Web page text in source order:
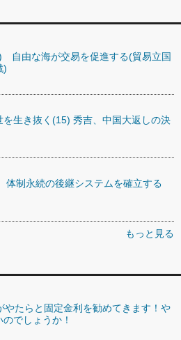
自由な海が交易を促進する(貿易立国
)
を生き抜く(15) 秀吉、中国大返しの決
制永続の後継システムを確立する
もっと見る
やたらと固定金利を勧めてきます！や
でしょうか！